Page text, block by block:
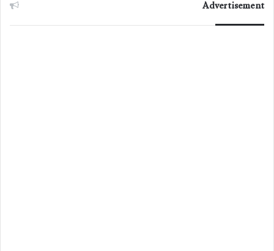
Advertisement